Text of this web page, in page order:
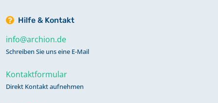
Hilfe & Kontakt
info@archion.de
Schreiben Sie uns eine E-Mail
Kontaktformular
Direkt Kontakt aufnehmen